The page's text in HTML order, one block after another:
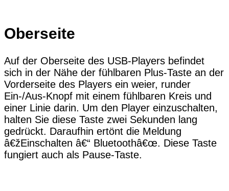
Oberseite
Auf der Oberseite des USB-Players befindet
sich in der Nähe der fühlbaren Plus-Taste an der
Vorderseite des Players ein weier, runder
Ein-/Aus-Knopf mit einem fühlbaren Kreis und
einer Linie darin. Um den Player einzuschalten,
halten Sie diese Taste zwei Sekunden lang
gedrückt. Daraufhin ertönt die Meldung
â€žEinschalten â€“ Bluetoothâ€œ. Diese Taste
fungiert auch als Pause-Taste.